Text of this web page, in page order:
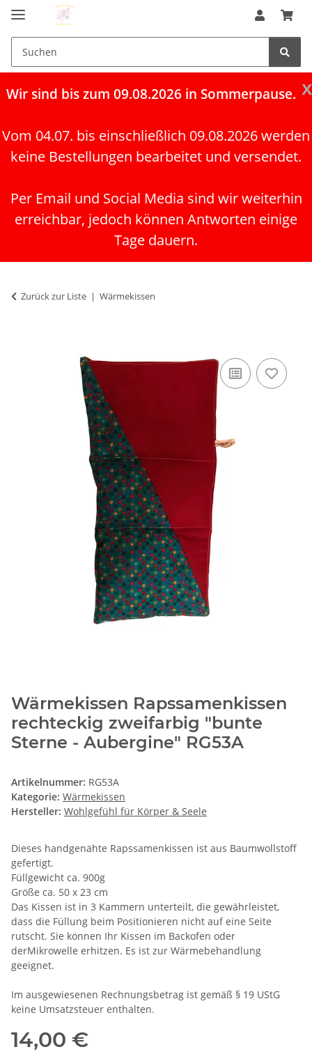
x
Wir sind bis zum 09.08.2026 in Sommerpause.
Vom 04.07. bis einschließlich 09.08.2026 werden
keine Bestellungen bearbeitet und versendet.
Per Email und Social Media sind wir weiterhin
erreichbar, jedoch können Antworten einige
Tage dauern.
Zurück zur Liste Wärmekissen
Wärmekissen Rapssamenkissen
rechteckig zweifarbig "bunte
Sterne - Aubergine" RG53A
Artikelnummer: RG53A
Kategorie: Wärmekissen
Hersteller: Wohlgefühl für Körper & Seele
Dieses handgenähte Rapssamenkissen ist aus Baumwollstoff
gefertigt.
Füllgewicht ca. 900g
Größe ca. 50 x 23 cm
Das Kissen ist in 3 Kammern unterteilt, die gewährleistet,
dass die Füllung beim Positionieren nicht auf eine Seite
rutscht. Sie können Ihr Kissen im Backofen oder
derMikrowelle erhitzen. Es ist zur Wärmebehandlung
geeignet.
Im ausgewiesenen Rechnungsbetrag ist gemäß § 19 UStG
keine Umsatzsteuer enthalten.
14,00 €